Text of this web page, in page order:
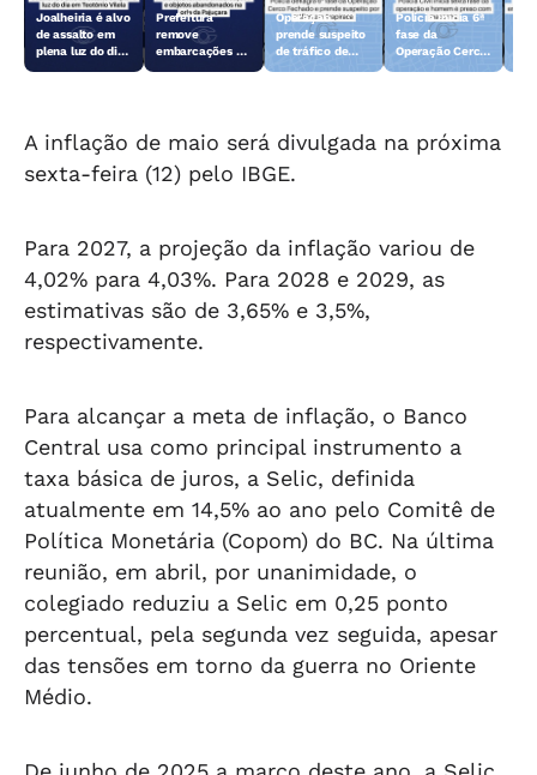
Joalheiria é alvo
de assalto em
plena luz do dia
Prefeitura
remove
embarcações e
Operação
prende suspeito
de tráfico de
Polícia inicia 6ª
fase da
Operação Cerco
A inflação de maio será divulgada na próxima
sexta-feira (12) pelo IBGE.
Para 2027, a projeção da inflação variou de
4,02% para 4,03%. Para 2028 e 2029, as
estimativas são de 3,65% e 3,5%,
respectivamente.
Para alcançar a meta de inflação, o Banco
Central usa como principal instrumento a
taxa básica de juros, a Selic, definida
atualmente em 14,5% ao ano pelo Comitê de
Política Monetária (Copom) do BC. Na última
reunião, em abril, por unanimidade, o
colegiado reduziu a Selic em 0,25 ponto
percentual, pela segunda vez seguida, apesar
das tensões em torno da guerra no Oriente
Médio.